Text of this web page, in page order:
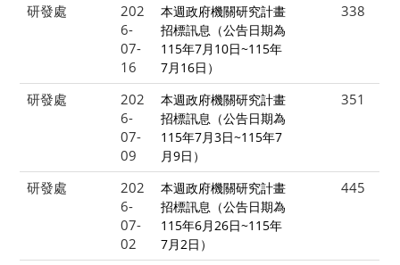
研發處
202
6-
07-
16
本週政府機關研究計畫
招標訊息（公告日期為
115年7月10日~115年
7月16日）
338
研發處
202
6-
07-
09
本週政府機關研究計畫
招標訊息（公告日期為
115年7月3日~115年7
月9日）
351
研發處
202
6-
07-
02
本週政府機關研究計畫
招標訊息（公告日期為
115年6月26日~115年
7月2日）
445